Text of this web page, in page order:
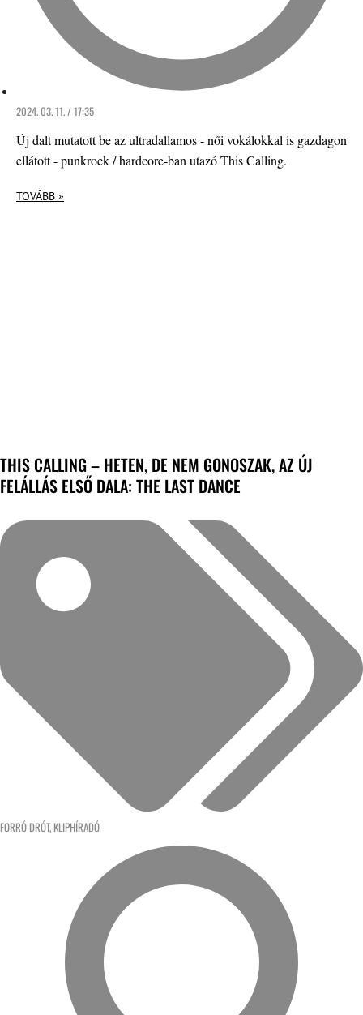
2024. 03. 11. / 17:35
Új dalt mutatott be az ultradallamos - női vokálokkal is gazdagon
ellátott - punkrock / hardcore-ban utazó This Calling.
TOVÁBB »
THIS CALLING – HETEN, DE NEM GONOSZAK, AZ ÚJ
FELÁLLÁS ELSŐ DALA: THE LAST DANCE
FORRÓ DRÓT, KLIPHÍRADÓ